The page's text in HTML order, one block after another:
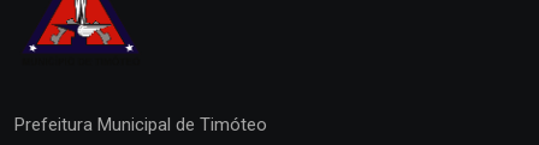
Prefeitura Municipal de Timóteo